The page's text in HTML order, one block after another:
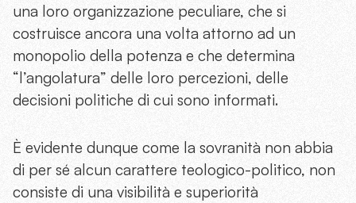
una loro organizzazione peculiare, che si
costruisce ancora una volta attorno ad un
monopolio della potenza e che determina
“l’angolatura” delle loro percezioni, delle
decisioni politiche di cui sono informati.
È evidente dunque come la sovranità non abbia
di per sé alcun carattere teologico-politico, non
consiste di una visibilità e superiorità